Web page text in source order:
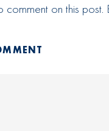
comment on this post.